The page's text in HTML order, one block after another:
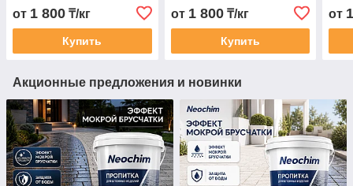
от 1 800 ₸/кг
Купить
от 1 800₸/кг
Купить
от
Акционные предложения и новинки